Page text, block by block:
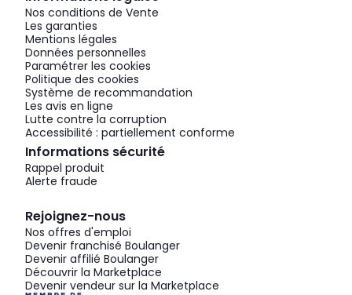
Nos conditions de Vente
Les garanties
Mentions légales
Données personnelles
Paramétrer les cookies
Politique des cookies
Système de recommandation
Les avis en ligne
Lutte contre la corruption
Accessibilité : partiellement conforme
Informations sécurité
Rappel produit
Alerte fraude
Rejoignez-nous
Nos offres d'emploi
Devenir franchisé Boulanger
Devenir affilié Boulanger
Découvrir la Marketplace
Devenir vendeur sur la Marketplace